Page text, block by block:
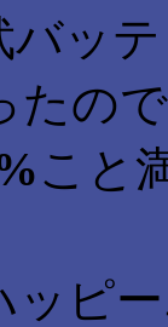
ッ
たので
こと
ピ